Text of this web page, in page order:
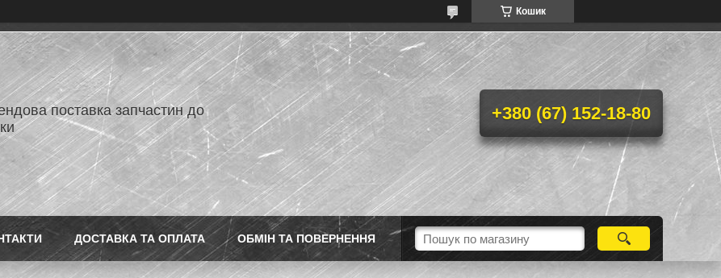
Кошик
поставка запчастин до
+380 (67) 152-18-80
ДОСТАВКА ТА ОПЛАТА ОБМІН ТА ПОВЕРНЕННЯ